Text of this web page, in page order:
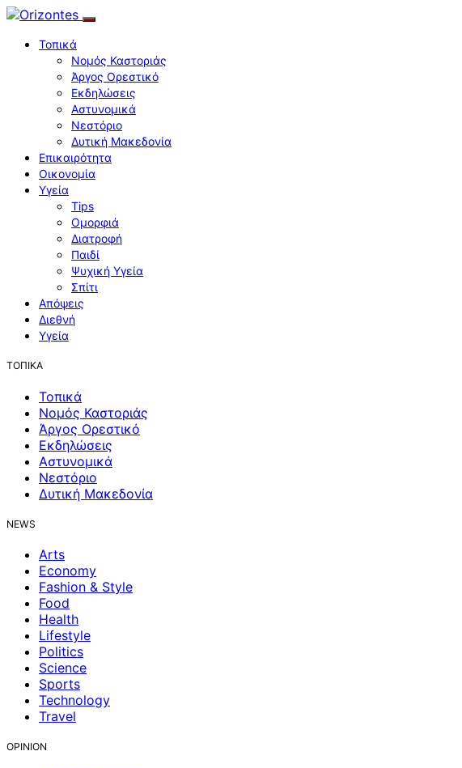
Τοπικά
Νομός Καστοριάς
Άργος Ορεστικό
Εκδηλώσεις
Αστυνομικά
Νεστόριο
Δυτική Μακεδονία
Επικαιρότητα
Οικονομία
Υγεία
Tips
Ομορφιά
Διατροφή
Παιδί
Ψυχική Υγεία
Σπίτι
Απόψεις
Διεθνή
Υγεία
ΤΟΠΙΚΑ
Τοπικά
Νομός Καστοριάς
Άργος Ορεστικό
Εκδηλώσεις
Αστυνομικά
Νεστόριο
Δυτική Μακεδονία
NEWS
Arts
Economy
Fashion & Style
Food
Health
Lifestyle
Politics
Science
Sports
Technology
Travel
OPINION